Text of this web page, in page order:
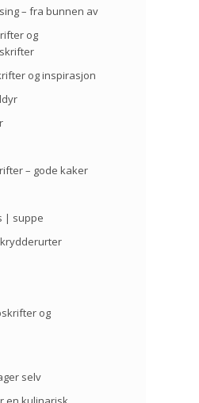
– fra bunnen av
og
og inspirasjon
– gode kaker
| suppe
og
selv